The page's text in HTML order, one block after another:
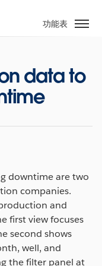
功能表
data to
downtime are two
companies.
and
first view focuses
second shows
well, and
the filter panel at